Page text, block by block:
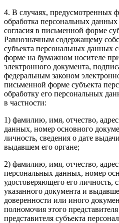
4. В случаях, предусмотренных
обработка персональных данных
согласия в письменной форме
Равнозначным содержащему
субъекта персональных данных
форме на бумажном носителе
электронного документа,
федеральным законом
письменной форме субъекта
обработку его персональных
в частности:
1) фамилию, имя, отчество,
данных, номер основного
личность, сведения о дате
выдавшем его органе;
2) фамилию, имя, отчество, адрес
персональных данных, номер
удостоверяющего его личность,
указанного документа и
доверенности или иного
полномочия этого
представителя субъекта